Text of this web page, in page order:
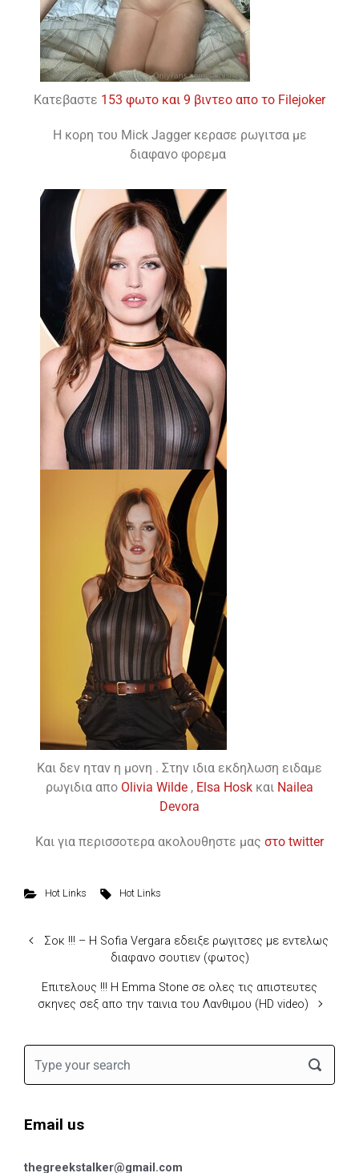
Κατεβαστε 153 φωτο και 9 βιντεο απο το Filejoker
H κορη του Mick Jagger κερασε ρωγιτσα με
διαφανο φορεμα
Και δεν ηταν η μονη . Στην ιδια εκδηλωση ειδαμε
ρωγιδια απο Οlivia Wilde , Elsa Hosk και Nailea
Devora
Και για περισσοτερα ακολουθηστε μας στο twitter
Hot Links Hot Links
Σοκ !!! – Η Sofia Vergara εδειξε ρωγιτσες με εντελως
διαφανο σουτιεν (φωτος)
Επιτελους !!! H Emma Stone σε ολες τις απιστευτες
σκηνες σεξ απο την ταινια του Λανθιμου (HD video)
Email us
thegreekstalker@gmail.com